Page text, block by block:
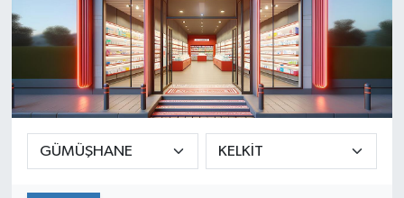
KAPAK
OSB
SEKTÖR
ŞİRKET PANO